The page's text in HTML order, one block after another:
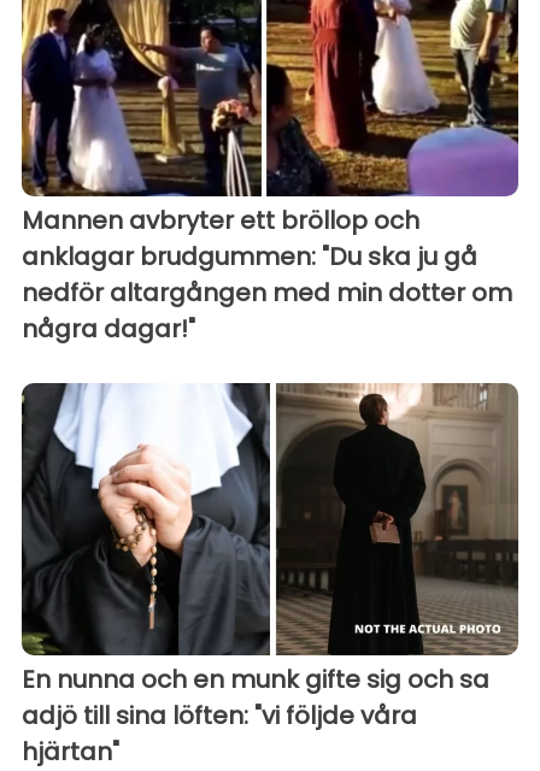
Mannen avbryter ett bröllop och
anklagar brudgummen: "Du ska ju gå
nedför altargången med min dotter om
några dagar!"
En nunna och en munk gifte sig och sa
adjö till sina löften: "vi följde våra
hjärtan"